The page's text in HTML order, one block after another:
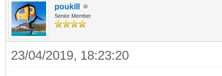
poukill
Senior Member
23/04/2019, 18:23:20